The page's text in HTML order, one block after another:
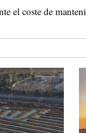
el coste de